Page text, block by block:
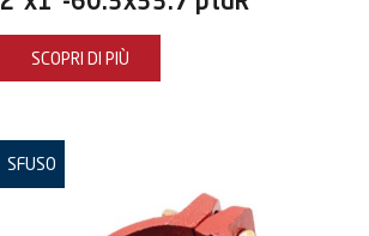
SCOPRI DI PIÙ
SFUSO